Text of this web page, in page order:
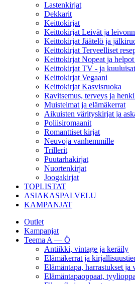
Lastenkirjat
Dekkarit
Keittokirjat
Keittokirjat Leivät ja
Keittokirjat Jäätelö ja
Keittokirjat Terveelliset
Keittokirjat Nopeat ja helpot
Keittokirjat TV - ja
Keittokirjat Vegaani
Keittokirjat Kasvisruoka
Ravitsemus, terveys ja
Muistelmat ja elämäkerrat
Aikuisten värityskirjat ja
Poliisiromaanit
Romanttiset kirjat
Neuvoja vanhemmille
Trillerit
Puutarhakirjat
Nuortenkirjat
Joogakirjat
TOPLISTAT
ASIAKASPALVELU
KAMPANJAT
Outlet
Kampanjat
Teema A — Ö
Antiikki, vintage ja keräily
Elämäkerrat ja
Elämäntapa, harrastukset ja
Elämäntapaoppaat,